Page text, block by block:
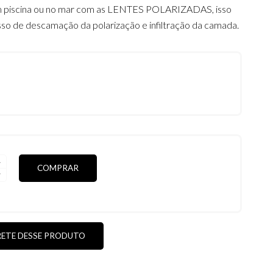
ou no mar com as LENTES POLARIZADAS, isso
de descamação da polarização e infiltração da camada.
COMPRAR
DESSE PRODUTO